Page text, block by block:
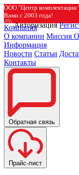
ООО "Центр комплектации
Вами с 2003 года!
Авторизация
Компания
О компании Миссия
Информация
Новости Статьи
Контакты
Обратная связь
Прайс-лист